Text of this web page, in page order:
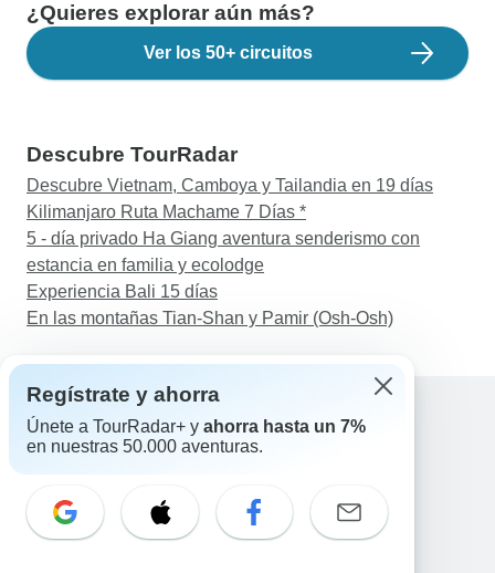
¿Quieres explorar aún más?
Ver los 50+ circuitos
Descubre TourRadar
Descubre Vietnam, Camboya y Tailandia en 19 días
Kilimanjaro Ruta Machame 7 Días *
5 - día privado Ha Giang aventura senderismo con
estancia en familia y ecolodge
Experiencia Bali 15 días
En las montañas Tian-Shan y Pamir (Osh-Osh)
Ayuda
Correo electrónico: support@tourradar.com
Selecciona el idioma
Regístrate y ahorra
Únete a TourRadar+ y ahorra hasta un 7%
en nuestras 50.000 aventuras.